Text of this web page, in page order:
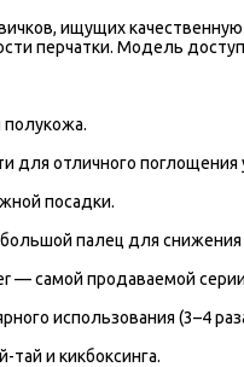
ищущих
перчатки. Модель
полукожа.
для отличного поглощения
посадки.
палец для снижения
— самой продаваемой
использования (3–4
тай и кикбоксинга.